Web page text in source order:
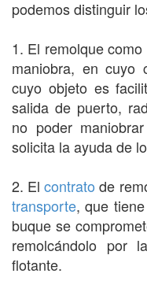
podemos distinguir
1. El remolque como
maniobra, en cuyo
cuyo objeto es
salida de puerto,
no poder
solicita la ayuda de
2. Elcontrato de
transporte, que
buque se
remolcándolo por
flotante.